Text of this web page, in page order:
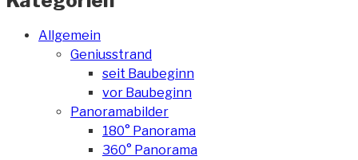
Allgemein
Geniusstrand
seit Baubeginn
vor Baubeginn
Panoramabilder
180° Panorama
360° Panorama